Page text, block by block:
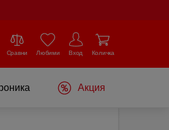
Сравни Любими Вход Количка
Акция